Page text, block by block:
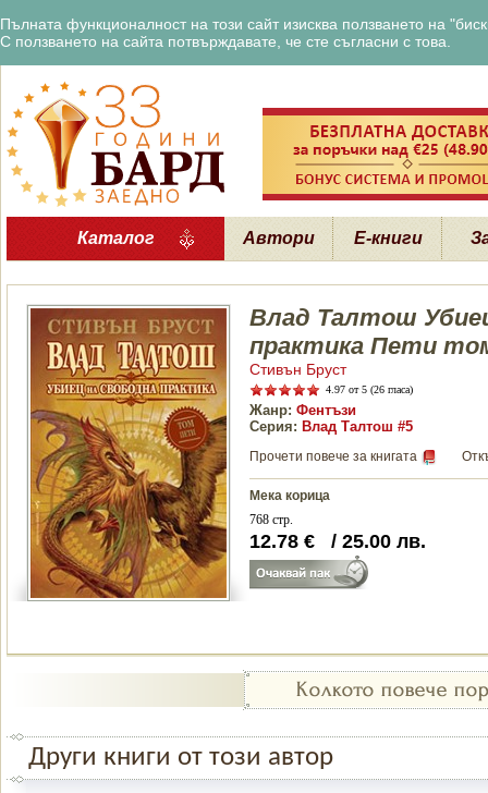
Пълната функционалност на този сайт изисква ползването на
С ползването на сайта потвърждавате, че сте съгласни с това.
Каталог Автори Е-книги
Влад Талтош
практика Пети
Стивън Бруст
4.97 от 5 (26 гласа)
Жанр: Фентъзи
Серия: Влад Талтош #5
Прочети повече за книгата
Мека корица
768 стр.
12.78 € / 25.00 лв.
Други книги от този автор